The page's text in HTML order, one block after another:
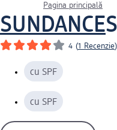
Pagina principală
SUNDANCE
4 (1 Recenzie)
cu SPF
cu SPF